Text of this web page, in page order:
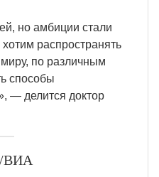
но амбиции стали
распространять
по различным
способы
— делится доктор